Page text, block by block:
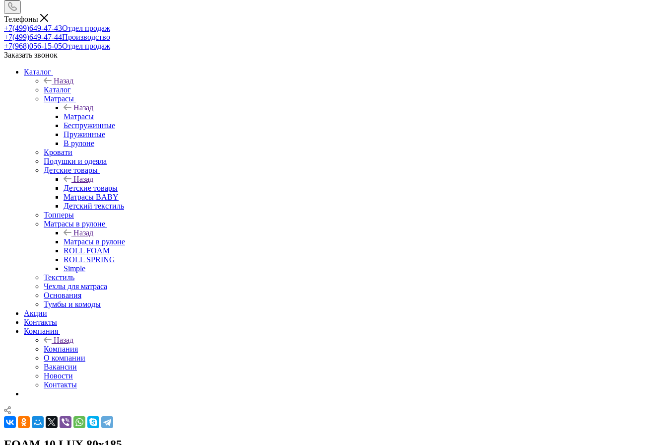
Телефоны
+7(499)649-47-43Отдел продаж
+7(499)649-47-44Производство
+7(968)056-15-05Отдел продаж
Заказать звонок
Каталог
Назад
Каталог
Матрасы
Назад
Матрасы
Беспружинные
Пружинные
В рулоне
Кровати
Подушки и одеяла
Детские товары
Назад
Детские товары
Матрасы BABY
Детский текстиль
Топперы
Матрасы в рулоне
Назад
Матрасы в рулоне
ROLL FOAM
ROLL SPRING
Simple
Текстиль
Чехлы для матраса
Основания
Тумбы и комоды
Акции
Контакты
Компания
Назад
Компания
О компании
Вакансии
Новости
Контакты